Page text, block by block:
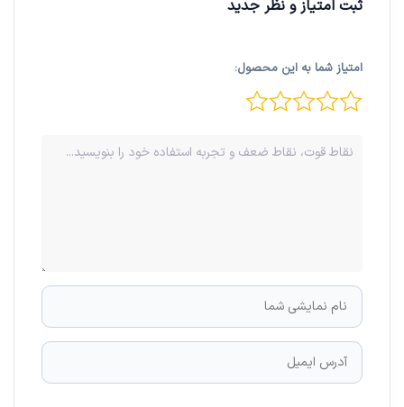
ثبت امتیاز و نظر جدید
امتیاز شما به این محصول: